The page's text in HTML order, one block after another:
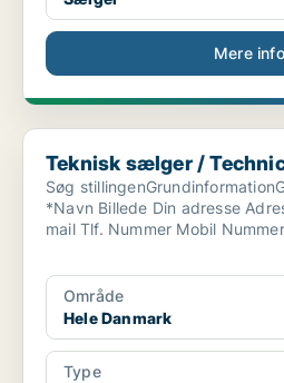
Mere info
Teknisk sælger / Technical Sales
Teknisk sælger /
Søg
*Navn Billede Din adresse Adresse *Postnr *By *E-
mail Tlf. Nummer Mobil
Område
Hele Danmark
Type